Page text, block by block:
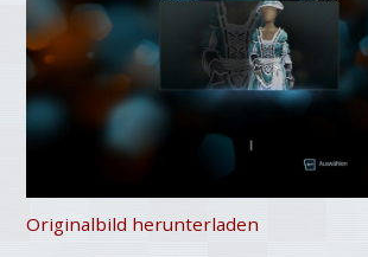
Originalbild herunterladen